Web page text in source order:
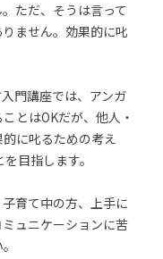
ただ、そうは言って
ません。効果的に叱
門講座では、アンガ
とはOKだが、他人・
に叱るための考え
目指します。
育て中の方、上手に
ュニケーションに苦